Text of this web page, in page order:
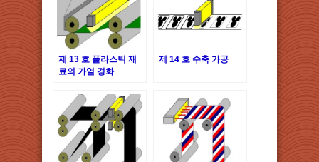
제 13 호 플라스틱 재
료의 가열 경화
제 14 호 수축 가공